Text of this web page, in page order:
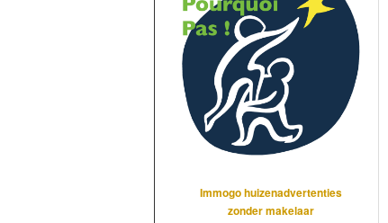
Immogo huizenadvertenties
zonder makelaar